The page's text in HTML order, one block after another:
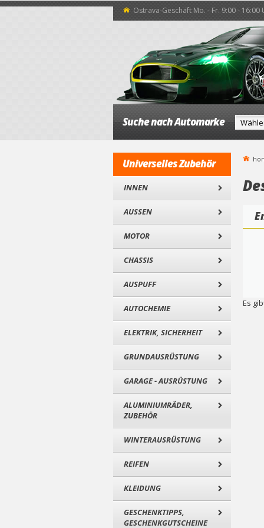
Ostrava-Geschäft Mo. - Fr. 9:00 - 16:00
Suche nach Automarke
Universelles Zubehör
INNEN
AUSSEN
MOTOR
CHASSIS
AUSPUFF
AUTOCHEMIE
ELEKTRIK, SICHERHEIT
GRUNDAUSRÜSTUNG
GARAGE - AUSRÜSTUNG
ALUMINIUMRÄDER,
ZUBEHÖR
WINTERAUSRÜSTUNG
REIFEN
KLEIDUNG
GESCHENKTIPPS,
GESCHENKGUTSCHEINE
Es